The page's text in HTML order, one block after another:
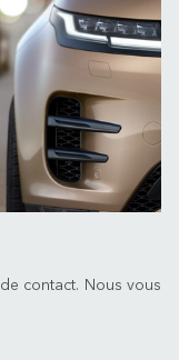
contact. Nous vous